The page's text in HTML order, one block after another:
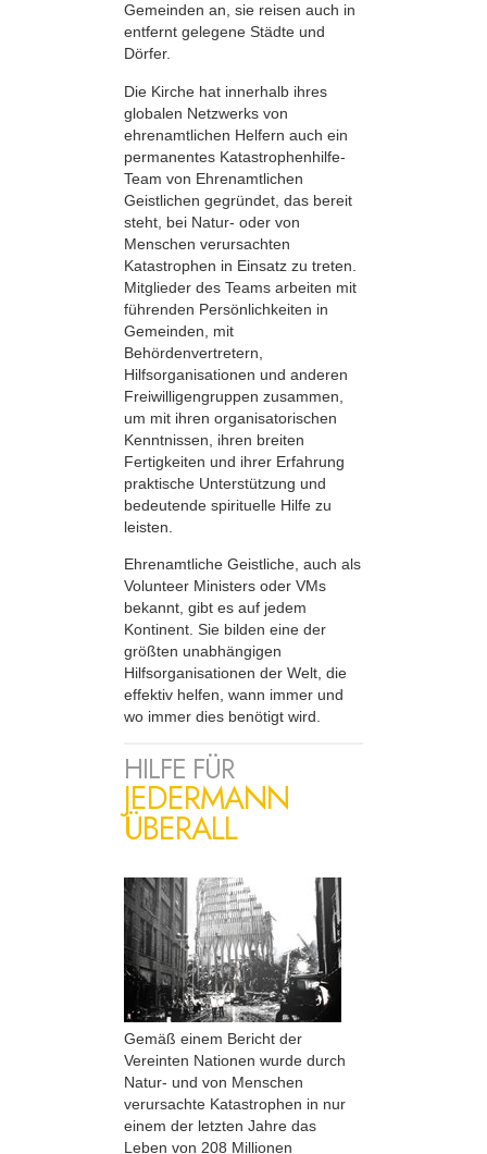
Gemeinden an, sie reisen auch in
entfernt gelegene Städte und
Dörfer.
Die Kirche hat innerhalb ihres
globalen Netzwerks von
ehrenamtlichen Helfern auch ein
permanentes Katastrophenhilfe-
Team von Ehrenamtlichen
Geistlichen gegründet, das bereit
steht, bei Natur- oder von
Menschen verursachten
Katastrophen in Einsatz zu treten.
Mitglieder des Teams arbeiten mit
führenden Persönlichkeiten in
Gemeinden, mit
Behördenvertretern,
Hilfsorganisationen und anderen
Freiwilligengruppen zusammen,
um mit ihren organisatorischen
Kenntnissen, ihren breiten
Fertigkeiten und ihrer Erfahrung
praktische Unterstützung und
bedeutende spirituelle Hilfe zu
leisten.
Ehrenamtliche Geistliche, auch als
Volunteer Ministers oder VMs
bekannt, gibt es auf jedem
Kontinent. Sie bilden eine der
größten unabhängigen
Hilfsorganisationen der Welt, die
effektiv helfen, wann immer und
wo immer dies benötigt wird.
HILFE FÜR
JEDERMANN
ÜBERALL
Gemäß einem Bericht der
Vereinten Nationen wurde durch
Natur- und von Menschen
verursachte Katastrophen in nur
einem der letzten Jahre das
Leben von 208 Millionen